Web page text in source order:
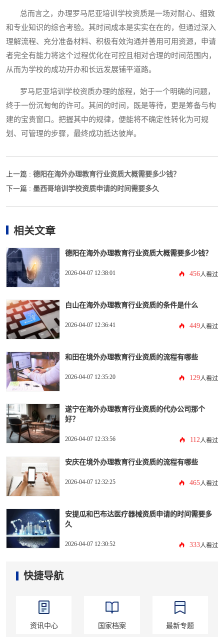
总而言之，办理罗马尼亚培训学校资质是一场对耐心、细致
和专业知识的综合考验。其时间成本是实实在在的，但通过深入
理解流程、充分准备材料、积极有效沟通并善用可用资源，申请
者完全有能力将这个过程优化在可控且相对合理的时间范围内，
从而为学校的成功开办和长远发展铺平道路。
罗马尼亚培训学校资质办理的旅程，始于一个明确的问题，
终于一份沉甸甸的许可。其间的时间，既是等待，更是筹备与构
建的宝贵窗口。把握其中的规律，便能将不确定性转化为可规
划、可管理的步骤，最终成功抵达彼岸。
上一篇 : 德阳在海外办理教育行业资质大概需要多少钱？
下一篇 : 墨西哥培训学校资质申请的时间需要多久
相关文章
德阳在海外办理教育行业资质大概需要多少钱？
2026-04-07 12:38:01 456人看过
白山在海外办理教育行业资质的条件是什么
2026-04-07 12:36:41 449人看过
和田在境外办理教育行业资质的流程有哪些
2026-04-07 12:35:20 129人看过
遂宁在海外办理教育行业资质的代办公司那个
好？
2026-04-07 12:33:56 112 人看过
安庆在境外办理教育行业资质的流程有哪些
2026-04-07 12:32:25 465人看过
安提瓜和巴布达医疗器械资质申请的时间需要多
久
2026-04-07 12:30:52 333人看过
快捷导航
资讯中心 国家档案 最新专题